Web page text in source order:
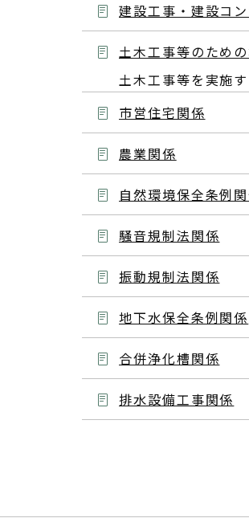
建設工事・建設コ
土木工事等のため
土木工事等を実施
市営住宅関係
農業関係
自然環境保全条例
騒音規制法関係
振動規制法関係
地下水保全条例関係
合併浄化槽関係
排水設備工事関係